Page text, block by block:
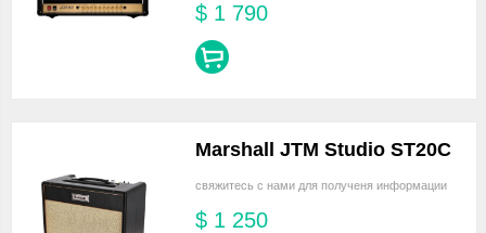
$ 1 790
Marshall JTM Studio ST20C
свяжитесь с нами для полученя информации
$ 1 250